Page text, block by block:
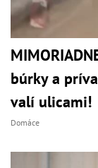
búrky a
valí ulicami!
Domáce